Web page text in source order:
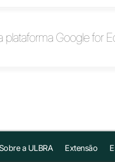
plataforma Google for
Sobre a ULBRA Extensão